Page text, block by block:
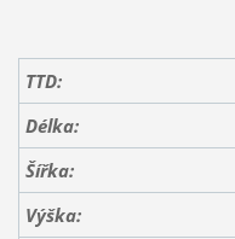
TTD:
Délka:
Šířka:
Výška: